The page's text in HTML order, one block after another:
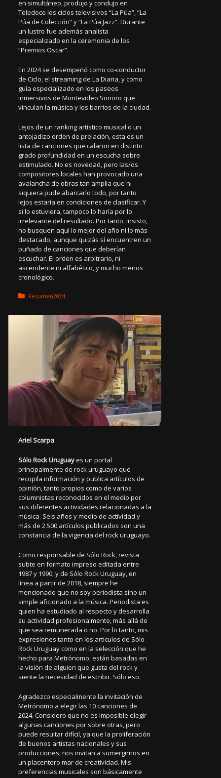
en simultáneo, produjo y condujo en
Teledoce los ciclos televisivos “La Púa”, “La
Púa de Colección” y “La Púa Jazz”. Durante
un lustro fue además analista
especializado en la ceremonia de los
“Premios Oscar”.
En 2024 se desempeñó como co-conductor
de Ciclo, el streaming de La Diaria, y como
guía especializado en los paseos
inmersivos de Montevideo Sonoro que
vinculan la música y los barrios de la ciudad.
Lejos de un ranking artístico musical o un
antojadizo orden de prelación, esta es un
lista de canciones que calaron en distinto
grado profundidad en un escucha sobre
estimulado. No es novedad, pero las/os
compositores locales han provocado una
avalancha de obras tan amplia que ni
siquiera pude abarcarlo todo, por tanto
lejos estaría en condiciones de clasificar. Y
si lo estuviera, tampoco lo haría por lo
irrelevante del resultado. Por tanto, insisto,
no busquen aquí lo mejor del año ni lo más
destacado, aunque quizás sí encuentren un
puñado de canciones que deberían
escuchar. El orden es arbitrario, ni
ascendente ni alfabético, y mucho menos
cronológico.
Posted in:
Resumen2024
Ariel Scarpa
Sólo Rock Uruguayes un portal
principalmente de rock uruguayo que
recopila información y publica artículos de
opinión, tanto propios como de varios
columnistas reconocidos en el medio por
sus diferentes actividades relacionadas a la
música. Seis años y medio de actividad y
más de 2.500 artículos publicados son una
constancia de la vigencia del rock uruguayo.
Como responsable de Sólo Rock, revista
subte en formato impreso editada entre
1987 y 1990, y de Sólo Rock Uruguay, en
línea a partir de 2018, siempre he
mencionado que no soy periodista sino un
simple aficionado a la música. Periodista es
quien ha estudiado al respecto y desarrolla
su actividad profesionalmente, más allá de
que sea remunerada o no. Por lo tanto, mis
expresiones tanto en los artículos de Sólo
Rock Uruguay como en la selección que he
hecho para Metrónomo, están basadas en
la visión de alguien que gusta del rock y
siente la necesidad de escribir. Sólo eso.
Agradezco especialmente la invitación de
Metrónomo a elegir las 10 canciones de
2024. Considero que no es imposible elegir
algunas canciones por sobre otras, pero
puede resultar difícil, ya que la proliferación
de buenos artistas nacionales y sus
producciones, nos invitan a sumergirnos en
un placentero mar de creatividad. Mis
preferencias musicales son básicamente